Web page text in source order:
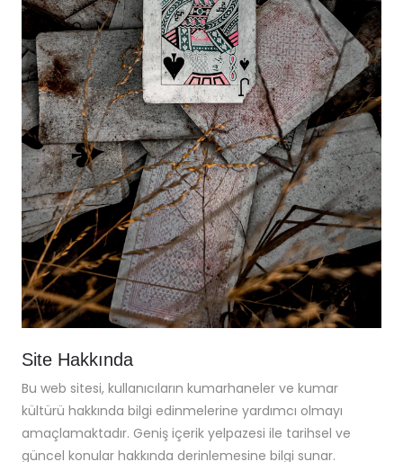
Site Hakkında
Bu web sitesi, kullanıcıların kumarhaneler ve kumar
kültürü hakkında bilgi edinmelerine yardımcı olmayı
amaçlamaktadır. Geniş içerik yelpazesi ile tarihsel ve
güncel konular hakkında derinlemesine bilgi sunar.